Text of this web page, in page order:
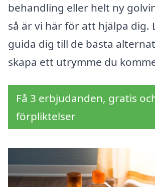
behandling eller helt ny
så är vi här för att hjälpa dig.
guida dig till de bästa
skapa ett utrymme du
Få 3 erbjudanden, gratis
förpliktelser